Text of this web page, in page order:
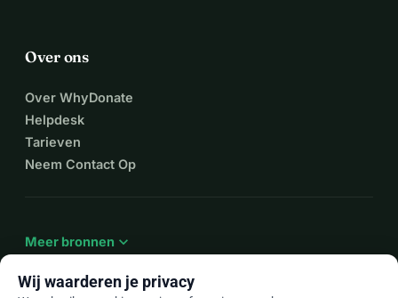
Over ons
Over WhyDonate
Helpdesk
Tarieven
Neem Contact Op
Meer bronnen expand_more
Wij waarderen je privacy